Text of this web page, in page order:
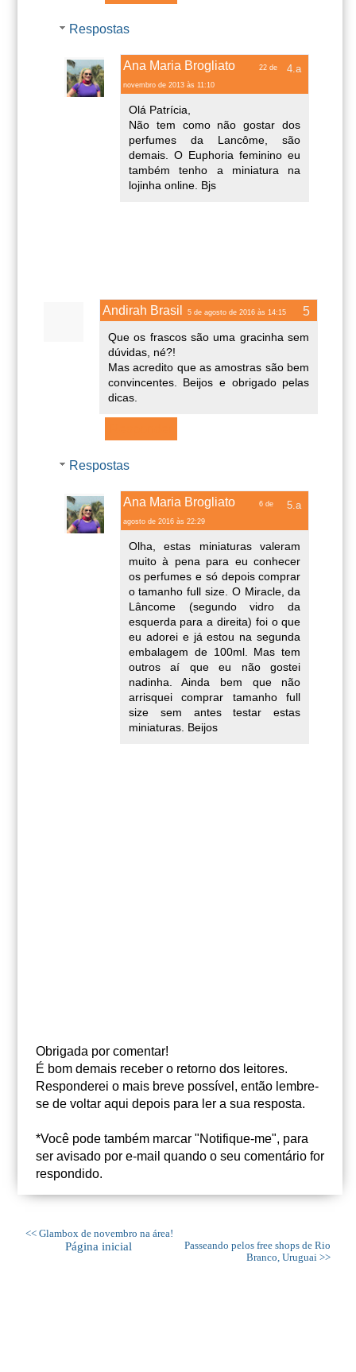
Respostas
Ana Maria Brogliato 22 de
novembro de 2013 às 11:10
Olá Patrícia,
Não tem como não gostar dos
perfumes da Lancôme, são
demais. O Euphoria feminino eu
também tenho a miniatura na
lojinha online. Bjs
Andirah Brasil 5 de agosto de 2016 às 14:15
Que os frascos são uma gracinha sem
dúvidas, né?!
Mas acredito que as amostras são bem
convincentes. Beijos e obrigado pelas
dicas.
Respostas
Ana Maria Brogliato 6 de
agosto de 2016 às 22:29
Olha, estas miniaturas valeram
muito à pena para eu conhecer
os perfumes e só depois comprar
o tamanho full size. O Miracle, da
Lâncome (segundo vidro da
esquerda para a direita) foi o que
eu adorei e já estou na segunda
embalagem de 100ml. Mas tem
outros aí que eu não gostei
nadinha. Ainda bem que não
arrisquei comprar tamanho full
size sem antes testar estas
miniaturas. Beijos
Obrigada por comentar!
É bom demais receber o retorno dos leitores.
Responderei o mais breve possível, então lembre-
se de voltar aqui depois para ler a sua resposta.
*Você pode também marcar "Notifique-me", para
ser avisado por e-mail quando o seu comentário for
respondido.
<< Glambox de novembro na área!
Passeando pelos free shops de Rio
Branco, Uruguai >>
Página inicial